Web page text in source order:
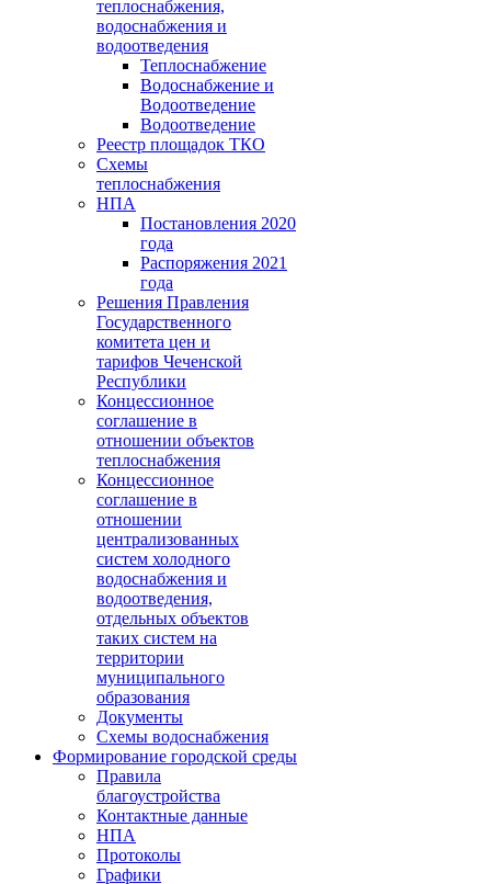
теплоснабжения,
водоснабжения и
водоотведения
Теплоснабжение
Водоснабжение и
Водоотведение
Водоотведение
Реестр площадок ТКО
Схемы
теплоснабжения
НПА
Постановления 2020
года
Распоряжения 2021
года
Решения Правления
Государственного
комитета цен и
тарифов Чеченской
Республики
Концессионное
соглашение в
отношении объектов
теплоснабжения
Концессионное
соглашение в
отношении
централизованных
систем холодного
водоснабжения и
водоотведения,
отдельных объектов
таких систем на
территории
муниципального
образования
Документы
Схемы водоснабжения
Формирование городской среды
Правила
благоустройства
Контактные данные
НПА
Протоколы
Графики